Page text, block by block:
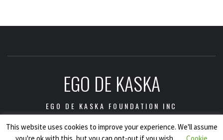
EGO DE KASKA
EGO DE KASKA FOUNDATION INC
This website uses cookies to improve your experience. We'll assume